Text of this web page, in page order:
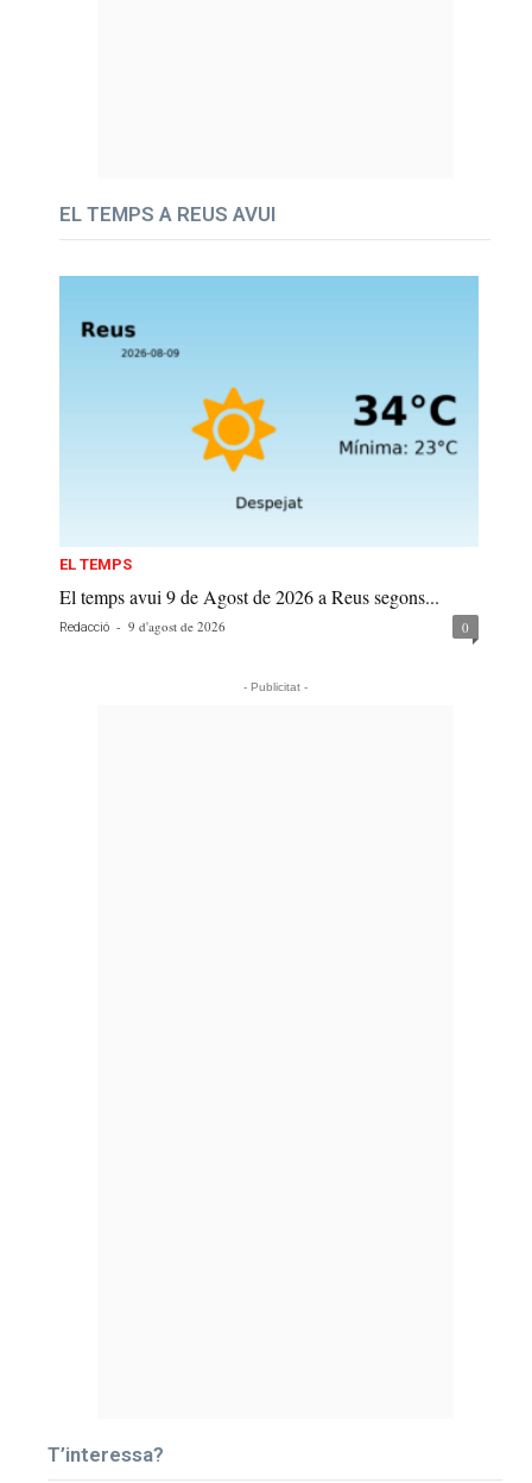
EL TEMPS A REUS AVUI
EL TEMPS
El temps avui 9 de Agost de 2026 a Reus segons...
Redacció - 9 d'agost de 2026 0
- Publicitat -
T’interessa?